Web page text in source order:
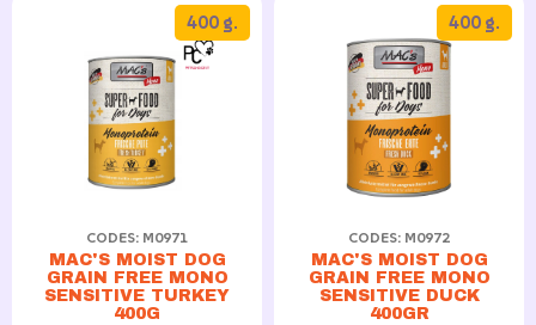
CODES: M0971
MAC'S MOIST DOG
GRAIN FREE MONO
SENSITIVE TURKEY
400G
400 g.
CODES: M0972
MAC'S MOIST DOG
GRAIN FREE MONO
SENSITIVE DUCK
400GR
400 g.